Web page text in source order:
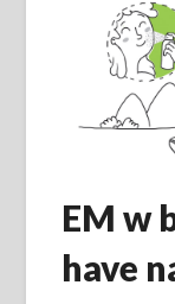
EM w
have